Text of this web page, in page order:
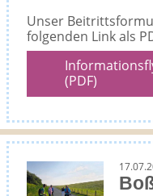
Unser
folgenden Link als
(PDF)